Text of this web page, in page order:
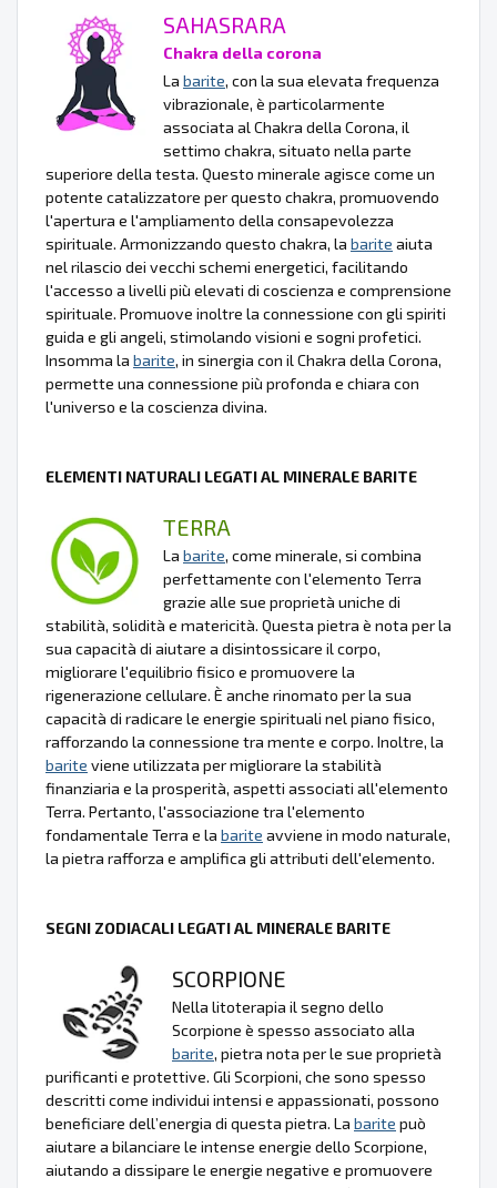
SAHASRARA
Chakra della corona
La barite, con la sua elevata frequenza
vibrazionale, è particolarmente
associata al Chakra della Corona, il
settimo chakra, situato nella parte
superiore della testa. Questo minerale agisce come un
potente catalizzatore per questo chakra, promuovendo
l'apertura e l'ampliamento della consapevolezza
spirituale. Armonizzando questo chakra, la barite aiuta
nel rilascio dei vecchi schemi energetici, facilitando
l'accesso a livelli più elevati di coscienza e comprensione
spirituale. Promuove inoltre la connessione con gli spiriti
guida e gli angeli, stimolando visioni e sogni profetici.
Insomma la barite, in sinergia con il Chakra della Corona,
permette una connessione più profonda e chiara con
l'universo e la coscienza divina.
ELEMENTI NATURALI LEGATI AL MINERALE BARITE
TERRA
La barite, come minerale, si combina
perfettamente con l'elemento Terra
grazie alle sue proprietà uniche di
stabilità, solidità e matericità. Questa pietra è nota per la
sua capacità di aiutare a disintossicare il corpo,
migliorare l'equilibrio fisico e promuovere la
rigenerazione cellulare. È anche rinomato per la sua
capacità di radicare le energie spirituali nel piano fisico,
rafforzando la connessione tra mente e corpo. Inoltre, la
barite viene utilizzata per migliorare la stabilità
finanziaria e la prosperità, aspetti associati all'elemento
Terra. Pertanto, l'associazione tra l'elemento
fondamentale Terra e la barite avviene in modo naturale,
la pietra rafforza e amplifica gli attributi dell'elemento.
SEGNI ZODIACALI LEGATI AL MINERALE BARITE
SCORPIONE
Nella litoterapia il segno dello
Scorpione è spesso associato alla
barite, pietra nota per le sue proprietà
purificanti e protettive. Gli Scorpioni, che sono spesso
descritti come individui intensi e appassionati, possono
beneficiare dell’energia di questa pietra. La barite può
aiutare a bilanciare le intense energie dello Scorpione,
aiutando a dissipare le energie negative e promuovere